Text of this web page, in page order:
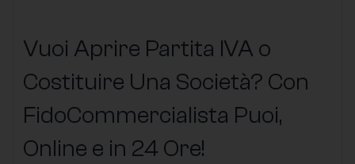
Vuoi Aprire Partita IVA o
Costituire Una Società? Con
FidoCommercialista Puoi,
Online e in 24 Ore!